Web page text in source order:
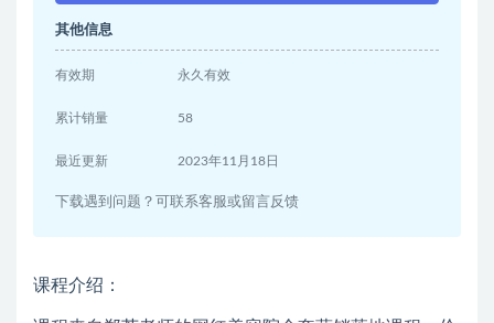
其他信息
有效期 永久有效
累计销量 58
最近更新 2023年11月18日
下载遇到问题？可联系客服或留言反馈
课程介绍：